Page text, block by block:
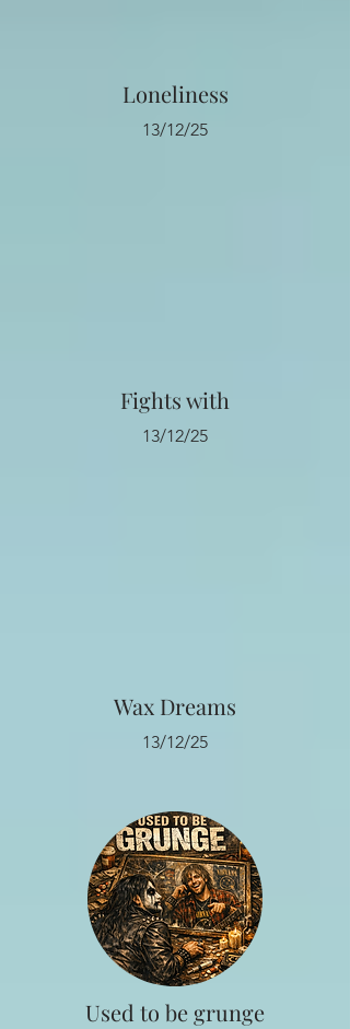
Loneliness
13/12/25
Fights with
13/12/25
Wax Dreams
13/12/25
Used to be grunge